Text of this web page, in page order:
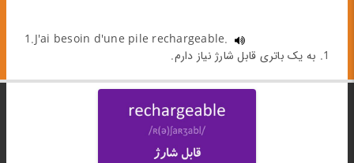
1.J'ai besoin d'une pile rechargeable.
1. به یک باتری قابل شارژ نیاز دارم.